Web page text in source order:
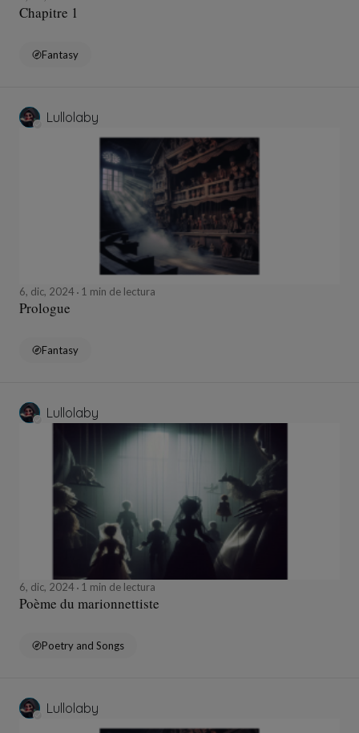
Chapitre 1
Fantasy
Lullolaby
6, dic, 2024 1 min de lectura
Prologue
Fantasy
Lullolaby
6, dic, 2024 1 min de lectura
Poème du marionnettiste
Poetry and Songs
Lullolaby